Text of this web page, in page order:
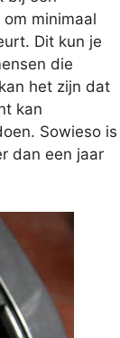
minimaal
Dit kun je
die
het zijn dat
kan
Sowieso is
dan een jaar